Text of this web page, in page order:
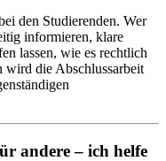
den Studierenden. Wer
informieren, klare
lassen, wie es rechtlich
wird die Abschlussarbeit
andere – ich helfe